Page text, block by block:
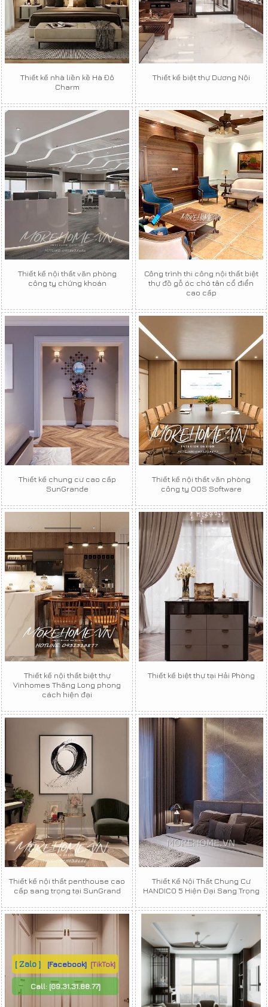
Thiết kế nhà liền kề Hà Đô
Charm
Thiết kế biệt thự Dương Nội
Thiết kế nội thất văn phòng
công ty chứng khoán
Công trình thi công nội thất biệt
thự đồ gỗ óc chó tân cổ điển
cao cấp
Thiết kế chung cư cao cấp
SunGrande
Thiết kế nội thất văn phòng
công ty OOS Software
Thiết kế nội thất biệt thự
Vinhomes Thăng Long phong
cách hiện đại
Thiết kế biệt thự tại Hải Phòng
Thiết kế nội thất penthouse cao
cấp sang trọng tại SunGrand
Thiết Kế Nội Thất Chung Cư
HANDICO 5 Hiện Đại Sang Trọng
[ Zalo ] [Facebook] [TikTok]
Call: [09.31.31.88.77]